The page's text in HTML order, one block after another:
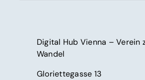
Digital Hub Vienna – Verein
Wandel
Gloriettegasse 13